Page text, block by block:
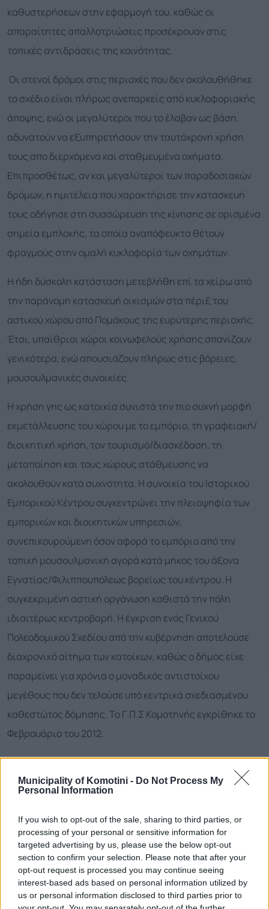
Municipality of Komotini - Do Not Process My
Personal Information
If you wish to opt-out of the sale, sharing to third parties, or
processing of your personal or sensitive information for
targeted advertising by us, please use the below opt-out
section to confirm your selection. Please note that after your
opt-out request is processed you may continue seeing
interest-based ads based on personal information utilized by
us or personal information disclosed to third parties prior to
καθυστερήσεων στην εφαρμογή του, καθώς οι
απαραίτητες απαλλοτριώσεις προσέκρουαν στις
τοπικές αντιδράσεις της κοινότητας.
Οι στενοί δρόμοι στις περιοχές που δεν ακολουθήθηκε
το σχέδιο είναι πλήρως ανεπαρκείς από κυκλοφοριακής
άποψης, ενώ οι μεγαλύτεροι που το έλαβαν ως βάση,
αδυνατούν να εξυπηρετήσουν την ταυτόχρονη χρήση
τους απο διερχόμενα και σταθμευμένα οχήματα.
Επιπροσθέτως, αν και μεγαλύτεροι των παραδοσιακών
δρόμων, η ημιτέλεια που χαρακτήρισε την κατασκευή
τους οδήγησε στη συσσώρευση της κίνησης σε ορισμένα
σημεία εμπλοκής, τα οποία αναπόφευκτα θέτουν
φραγμούς στην ομαλή κυκλοφορία των οχημάτων.
Η ήδη δύσκολη κατάσταση μετεβλήθη επί τα χείρω από
την παράνομη κατασκευή οικισμών στα πέριξ του
αστικού χώρου από Πομάκους της ευρύτερης περιοχής.
Έτσι, υπαίθριοι χώροι κοινωφελούς χρήσης σπανίζουν
γενικότερα, ενώ απουσιάζουν πλήρως στις βόρειες,
μουσουλμανικές συνοικίες.
Η χρήση γης ως κατοικία συνιστά την πιο συχνή μορφή
εκμετάλλευσης του χώρου με το εμπόριο, τη γραφειακή/
διοικητική χρήση, τον τουρισμό/διασκέδαση, τη
μεταποίηση και τους χώρους στάθμευσης να
ακολουθούν κατά συχνότητα. Η συνοικία του Ιστορικού
Εμπορικού Κέντρου συγκεντρώνει την πλειοψηφία των
εμπορικών και διοικητικών υπηρεσιών,
συνεπικουρούμενη όσον αφορά το εμπόριο από την
τοπική μουσουλμανική αγορά κατά μήκος του άξονα
Εγνατίας/Φιλιππουπόλεως βορείως του κέντρου. Η
συγκεκριμένη αστική οργάνωση καθιστά την πόλη
ιδιαιτέρως κεντροβαρή. Η έγκριση ενός Γενικού
Πολεοδομικού Σχεδίου από την κυβέρνηση αποτελούσε
διαχρονικό αίτημα των κατοίκων, καθώς ο δήμος είχε
παραμείνει για χρόνια ο μοναδικός αντιστοίχου
μεγέθους που δεν τελούσε υπό κεντρικά σχεδιασμένου
καθεστώτος δόμησης. Το Γ.Π.Σ Κομοτηνής εγκρίθηκε το
Φεβρουάριο του 2012.
Στο παρελθόν, ο ποταμός Μπουκλουτζάς, παραπόταμος
του ποταμούΒοσβόζη που πηγάζει από το Παπίκιο και
μέρη, διασχίζοντάς την από βορειοανατολικά προς τα
νοτιοδυτικά. Τη δεκαετία του 1970, ύστερα από
επανειλημμένες πλημμύρες, η κοίτη του ποταμού
άλλαξε, οπότε περνά πλέον εκτός του αστικού χώρου και
η παλιά κοίτη μετατράπηκε σε μια από τις κύριες οδικές